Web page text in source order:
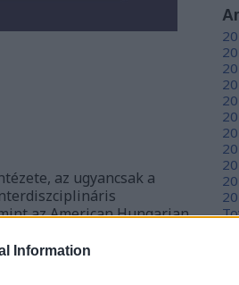
Information
az ugyancsak a
az American Hungarian